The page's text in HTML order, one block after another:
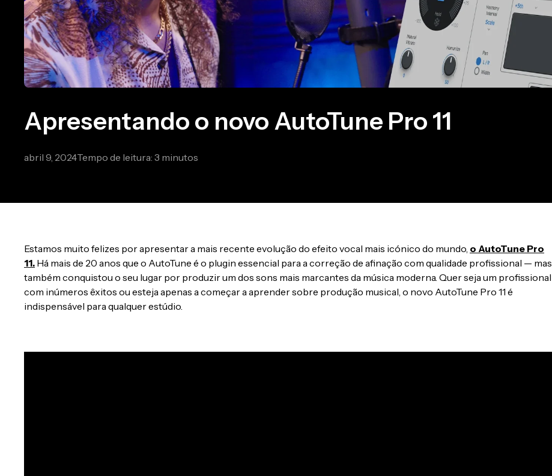
Apresentando o novo AutoTune Pro 11
abril 9, 2024Tempo de leitura: 3 minutos
Estamos muito felizes por apresentar a mais recente evolução do efeito vocal mais icónico do mundo, o AutoTune Pro
11. Há mais de 20 anos que o AutoTune é o plugin essencial para a correção de afinação com qualidade profissional — mas
também conquistou o seu lugar por produzir um dos sons mais marcantes da música moderna. Quer seja um profissional
com inúmeros êxitos ou esteja apenas a começar a aprender sobre produção musical, o novo AutoTune Pro 11 é
indispensável para qualquer estúdio.